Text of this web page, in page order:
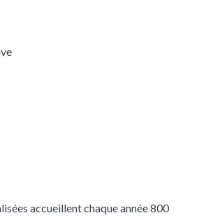
accueillent chaque année 800